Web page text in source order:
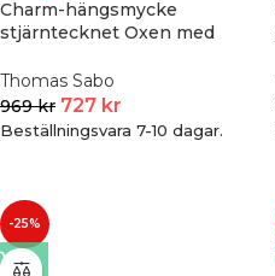
Charm-hängsmycke
stjärntecknet Oxen med
Thomas Sabo
969kr 727 kr
Beställningsvara 7-10 dagar.
-25%